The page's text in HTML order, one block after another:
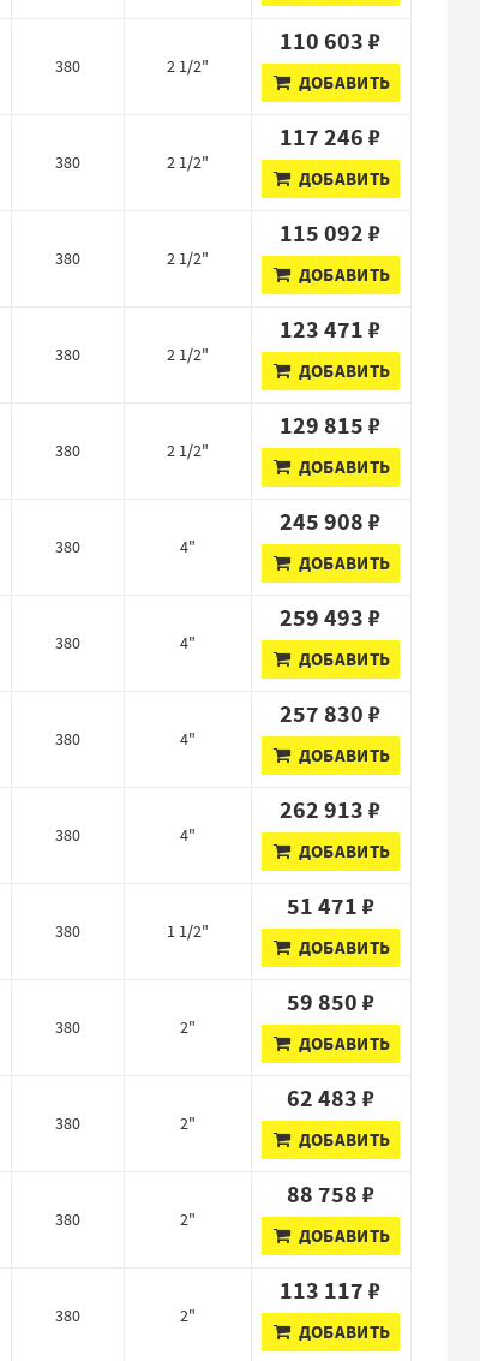
380 2 1/2"
110 603 ₽
ДОБАВИТЬ
380 2 1/2"
117 246 ₽
ДОБАВИТЬ
380 2 1/2"
115 092 ₽
ДОБАВИТЬ
380 2 1/2"
123 471 ₽
ДОБАВИТЬ
380 2 1/2"
129 815 ₽
ДОБАВИТЬ
380 4"
245 908 ₽
ДОБАВИТЬ
380 4"
259 493 ₽
ДОБАВИТЬ
380 4"
257 830 ₽
ДОБАВИТЬ
380 4"
262 913 ₽
ДОБАВИТЬ
380 1 1/2"
51 471 ₽
ДОБАВИТЬ
380 2"
59 850 ₽
ДОБАВИТЬ
380 2"
62 483 ₽
ДОБАВИТЬ
380 2"
88 758 ₽
ДОБАВИТЬ
380 2"
113 117 ₽
ДОБАВИТЬ